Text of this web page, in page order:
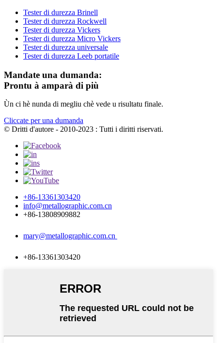
Tester di durezza Brinell
Tester di durezza Rockwell
Tester di durezza Vickers
Tester di durezza Micro Vickers
Tester di durezza universale
Tester di durezza Leeb portatile
Mandate una dumanda:
Prontu à amparà di più
Ùn ci hè nunda di megliu chè vede u risultatu finale.
Cliccate per una dumanda
© Dritti d'autore - 2010-2023 : Tutti i diritti riservati.
+86-13361303420
info@metallographic.com.cn
+86-13808909882
mary@metallographic.com.cn
+86-13361303420